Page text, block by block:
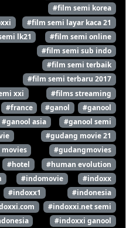
#film semi korea
#film semi layar kaca 21
lk21
#film semi online
#film semi sub indo
#film semi terbaik
#film semi terbaru 2017
xxi
#films streaming
#france #ganol
#ganool
#ganool asia
#ganool semi
#gudang movie 21
#gudangmovies
#hotel
#human evolution
#indomovie
#indoxx
#indoxx1
#indonesia
#indoxxi.net semi
#indoxxi ganool